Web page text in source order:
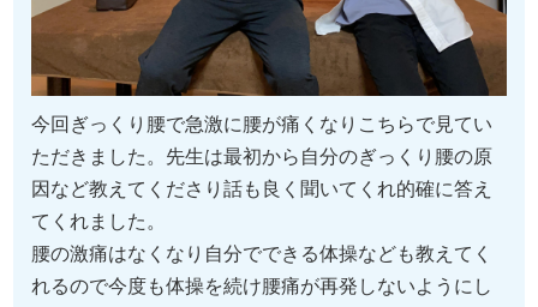
今回ぎっくり腰で急激に腰が痛くなりこちらで見てい
ただきました。先生は最初から自分のぎっくり腰の原
因など教えてくださり話も良く聞いてくれ的確に答え
てくれました。
腰の激痛はなくなり自分でできる体操なども教えてく
れるので今度も体操を続け腰痛が再発しないようにし